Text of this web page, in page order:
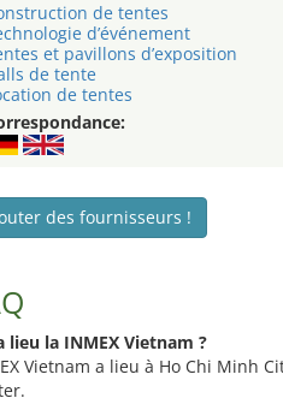
de tentes
d’événement
et pavillons d’exposition
de tente
de tentes
des fournisseurs !
lieu la INMEX Vietnam ?
Vietnam a lieu à Ho Chi Minh